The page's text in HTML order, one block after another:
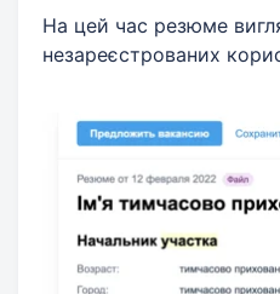
На цей час резюме
незареєстрованих